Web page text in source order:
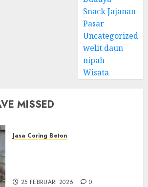
Snack Jajanan
Pasar
Uncategorized
welit daun
nipah
Wisata
MISSED
Jasa Coring Beton
25 FEBRUARI 2026 0